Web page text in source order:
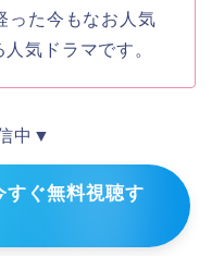
った今もなお人気
気ドラマです。
中▼
すぐ無料視聴す